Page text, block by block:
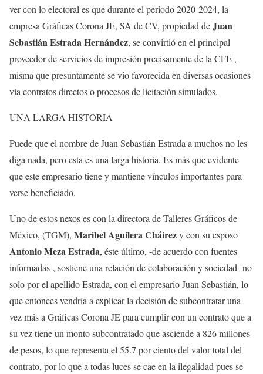
ver con lo electoral es que durante el periodo 2020-2024, la
empresa Gráficas Corona JE, SA de CV, propiedad deJuan
Sebastián Estrada Hernández, se convirtió en el principal
proveedor de servicios de impresión precisamente de la CFE ,
misma que presuntamente se vio favorecida en diversas ocasiones
vía contratos directos o procesos de licitación simulados.
UNA LARGA HISTORIA
Puede que el nombre de Juan Sebastián Estrada a muchos no les
diga nada, pero esta es una larga historia. Es más que evidente
que este empresario tiene y mantiene vínculos importantes para
verse beneficiado.
Uno de estos nexos es con la directora de Talleres Gráficos de
México, (TGM), Maribel Aguilera Cháirezy con su esposo
Antonio Meza Estrada, éste último, -de acuerdo con fuentes
informadas-, sostiene una relación de colaboración y sociedad no
solo por el apellido Estrada, con el empresario Juan Sebastián, lo
que entonces vendría a explicar la decisión de subcontratar una
vez más a Gráficas Corona JE para cumplir con un contrato que a
su vez tiene un monto subcontratado que asciende a 826 millones
de pesos, lo que representa el 55.7 por ciento del valor total del
contrato, por lo que a todas luces se cae en la ilegalidad pues se